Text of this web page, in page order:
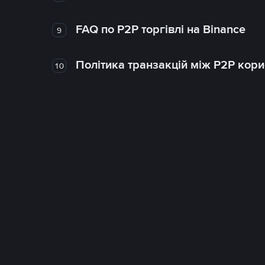
9 FAQ по P2P торгівлі на Binance
10 Політика транзакцій між P2P